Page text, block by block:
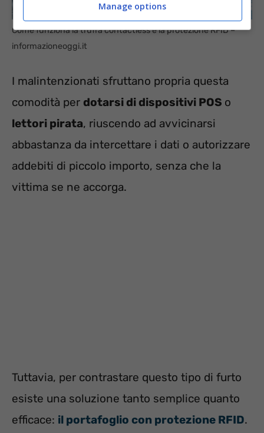
Come funziona la truffa contactless e la protezione RFID –
informazioneoggi.it
I malintenzionati sfruttano propria questa
comodità per dotarsi di dispositivi POS o
lettori pirata, riuscendo ad avvicinarsi
abbastanza da intercettare i dati o autorizzare
addebiti di piccolo importo, senza che la
vittima se ne accorga.
Tuttavia, per contrastare questo tipo di furto
esiste una soluzione tanto semplice quanto
efficace: il portafoglio con protezione RFID.
Manage options